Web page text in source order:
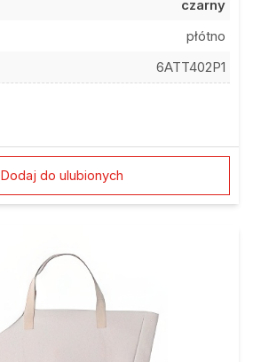
czarny
płótno
6ATT402P1
Dodaj do ulubionych